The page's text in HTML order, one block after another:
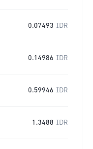
0.07493 IDR
0.14986 IDR
0.59946 IDR
1.3488 IDR